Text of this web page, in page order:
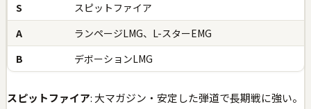
S
スピットファイア
A
ランページLMG、L-スターEMG
B
デボーションLMG
スピットファイア: 大マガジン・安定した弾道で長期戦に強い。